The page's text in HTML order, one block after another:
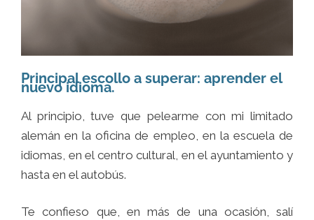
Principal escollo a superar: aprender el
nuevo idioma.
Al principio, tuve que pelearme con mi limitado
alemán en la oficina de empleo, en la escuela de
idiomas, en el centro cultural, en el ayuntamiento y
hasta en el autobús.
Te confieso que, en más de una ocasión, salí